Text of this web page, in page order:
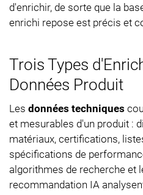
d'enrichir, de sorte que la
enrichi repose est précis et
Trois Types
Données Produit
Les données techniques
et mesurables d'un produit :
matériaux, certifications,
spécifications de
algorithmes de recherche et
recommandation IA